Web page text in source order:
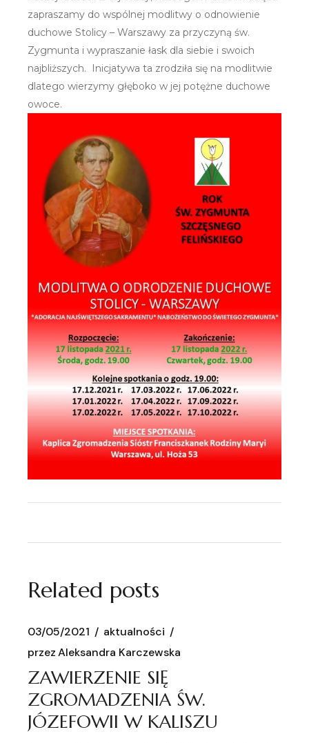
zapraszamy do wspólnej modlitwy o odnowienie
duchowe Stolicy – Warszawy za przyczyną św.
Zygmunta i wypraszanie łask dla siebie i swoich
najbliższych. Inicjatywa ta zrodziła się na modlitwie
dlatego wierzymy głęboko w jej potężne duchowe
owoce.
Related posts
03/05/2021
aktualności
przez Aleksandra Karczewska
ZAWIERZENIE SIĘ
ZGROMADZENIA ŚW.
JÓZEFOWII W KALISZU